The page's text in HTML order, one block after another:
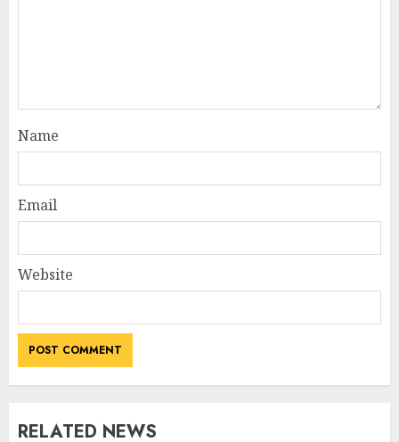
Name
Email
Website
RELATED NEWS